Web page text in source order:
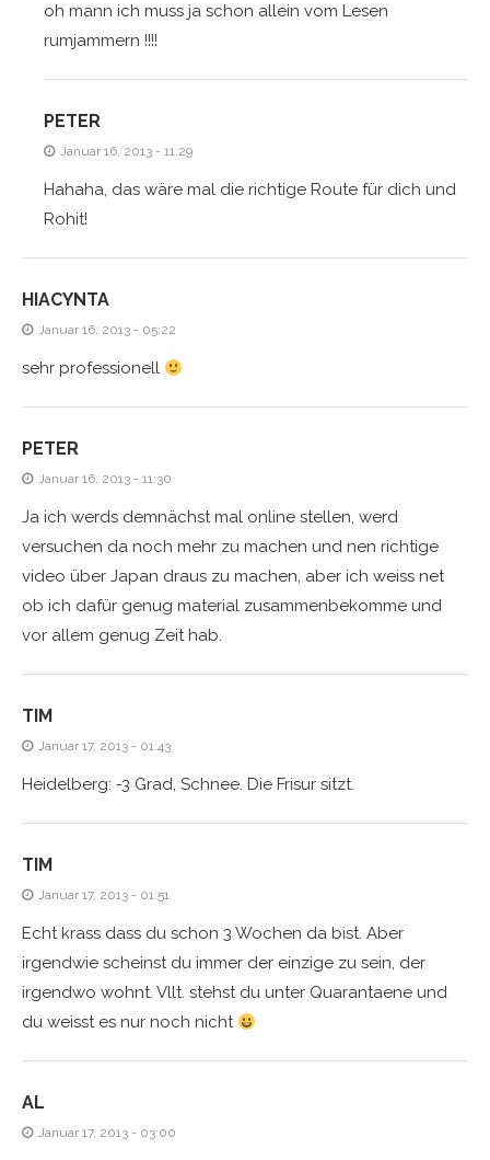
oh mann ich muss ja schon allein vom Lesen
rumjammern !!!!
PETER
Januar 16, 2013 - 11:29
Hahaha, das wäre mal die richtige Route für dich und
Rohit!
HIACYNTA
Januar 16, 2013 - 05:22
sehr professionell
PETER
Januar 16, 2013 - 11:30
Ja ich werds demnächst mal online stellen, werd
versuchen da noch mehr zu machen und nen richtige
video über Japan draus zu machen, aber ich weiss net
ob ich dafür genug material zusammenbekomme und
vor allem genug Zeit hab.
TIM
Januar 17, 2013 - 01:43
Heidelberg: -3 Grad, Schnee. Die Frisur sitzt.
TIM
Januar 17, 2013 - 01:51
Echt krass dass du schon 3 Wochen da bist. Aber
irgendwie scheinst du immer der einzige zu sein, der
irgendwo wohnt. Vllt. stehst du unter Quarantaene und
du weisst es nur noch nicht
AL
Januar 17, 2013 - 03:00